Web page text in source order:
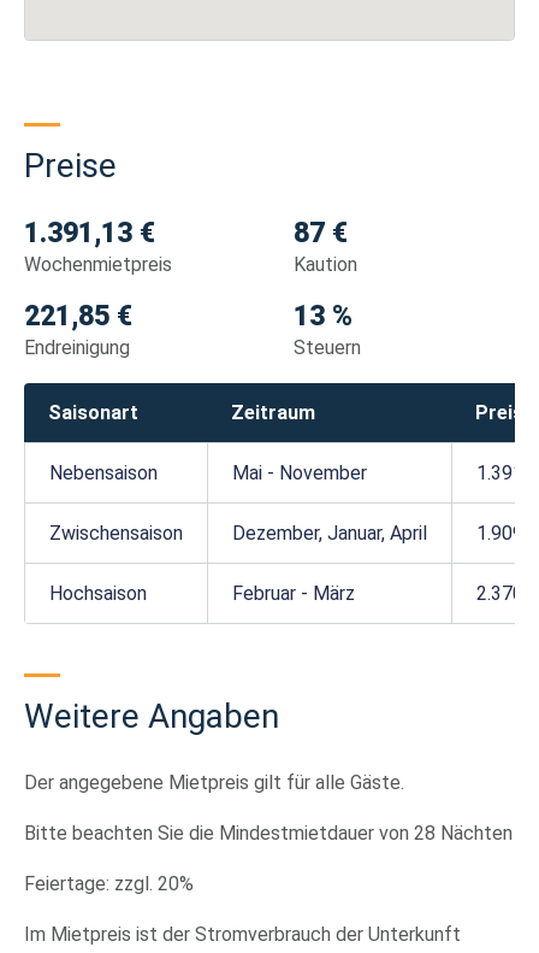
Preise
1.391,13 €
Wochenmietpreis
87 €
Kaution
221,85 €
Endreinigung
13 %
Steuern
Saisonart Zeitraum Preis
Nebensaison Mai - November
Zwischensaison Dezember, Januar, April
Hochsaison Februar - März
Weitere Angaben
Der angegebene Mietpreis gilt für alle Gäste.
Bitte beachten Sie die Mindestmietdauer von 28 Nächten
Feiertage: zzgl. 20%
Im Mietpreis ist der Stromverbrauch der Unterkunft